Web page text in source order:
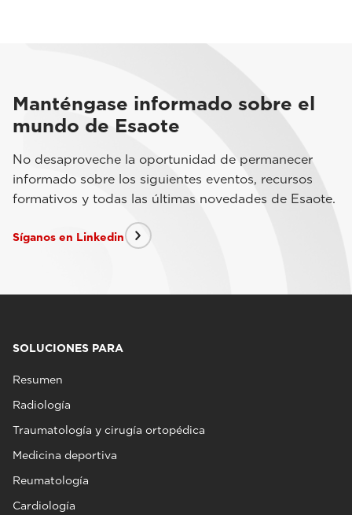
Manténgase informado sobre el
mundo de Esaote
No desaproveche la oportunidad de permanecer
informado sobre los siguientes eventos, recursos
formativos y todas las últimas novedades de Esaote.
Síganos en Linkedin
SOLUCIONES PARA
Resumen
Radiología
Traumatología y cirugía ortopédica
Medicina deportiva
Reumatología
Cardiología